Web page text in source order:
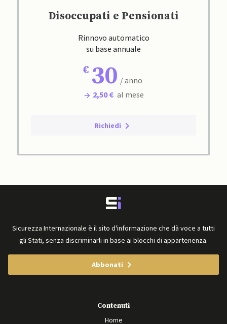
Disoccupati e Pensionati
Rinnovo automatico
su base annuale
30 / anno
2,50 € al mese
Richiedi
Sicurezza Internazionale è il sito d'informazione che dà voce a tutti
gli Stati, senza discriminarli in base ai blocchi di appartenenza.
Abbonati
Contenuti
Home